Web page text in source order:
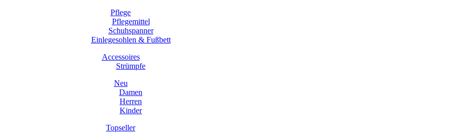
Pflege
Pflegemittel
Schuhspanner
Einlegesohlen & Fußbett
Accessoires
Strümpfe
Neu
Damen
Herren
Kinder
Topseller